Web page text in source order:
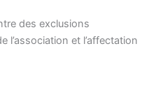
des exclusions
l’association et l’affectation